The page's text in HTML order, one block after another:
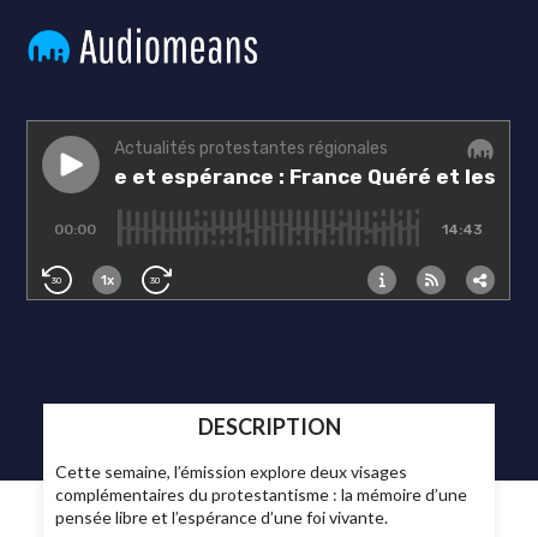
DESCRIPTION
Cette semaine, l’émission explore deux visages
complémentaires du protestantisme : la mémoire d’une
pensée libre et l’espérance d’une foi vivante.